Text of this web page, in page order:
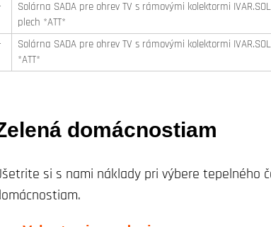
Solárna SADA pre ohrev TV s rámovými kolektormi
plech *ATT*
Solárna SADA pre ohrev TV s rámovými kolektormi
*ATT*
domácnostiam
si s nami náklady pri výbere tepelného